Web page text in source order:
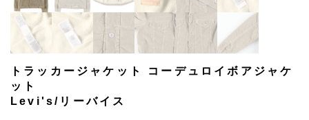
トラッカージャケット コーデュロイボアジャケ
ット
Levi's/リーバイス